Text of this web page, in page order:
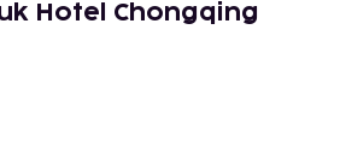
und Technikmuseum –
– 22,1 km
Hotel Chongqing